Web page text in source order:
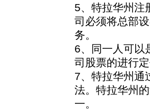
5、特拉华州注
司必须将总部
务。
6、同一人可以
司股票的进行
7、特拉华州通
法。特拉华州
一。